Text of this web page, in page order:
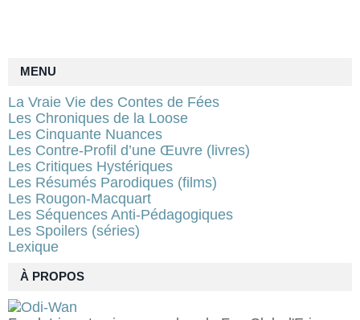
À PROPOS
MENU
La Vraie Vie des Contes de Fées
Les Chroniques de la Loose
Les Cinquante Nuances
Les Contre-Profil d’une Œuvre (livres)
Les Critiques Hystériques
Les Résumés Parodiques (films)
Les Rougon-Macquart
Les Séquences Anti-Pédagogiques
Les Spoilers (séries)
Lexique